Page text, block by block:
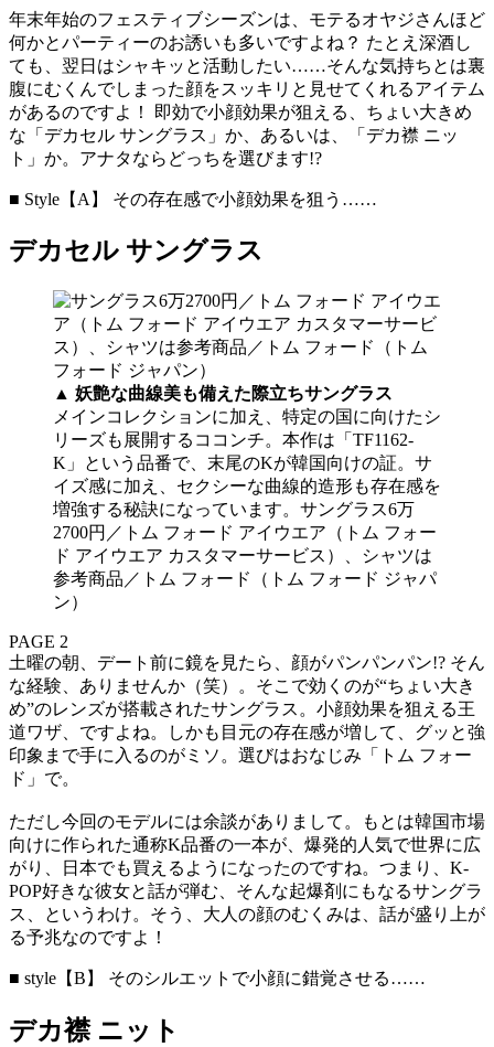
年末年始のフェスティブシーズンは、モテるオヤジさんほど
何かとパーティーのお誘いも多いですよね？ たとえ深酒し
ても、翌日はシャキッと活動したい……そんな気持ちとは裏
腹にむくんでしまった顔をスッキリと見せてくれるアイテム
があるのですよ！ 即効で小顔効果が狙える、ちょい大きめ
な「デカセル サングラス」か、あるいは、「デカ襟 ニッ
ト」か。アナタならどっちを選びます!?
■ Style【A】 その存在感で小顔効果を狙う……
デカセル サングラス
▲ 妖艶な曲線美も備えた際立ちサングラス
メインコレクションに加え、特定の国に向けたシ
リーズも展開するココンチ。本作は「TF1162-
K」という品番で、末尾のKが韓国向けの証。サ
イズ感に加え、セクシーな曲線的造形も存在感を
増強する秘訣になっています。サングラス6万
2700円／トム フォード アイウエア（トム フォー
ド アイウエア カスタマーサービス）、シャツは
参考商品／トム フォード（トム フォード ジャパ
ン）
PAGE 2
土曜の朝、デート前に鏡を見たら、顔がパンパンパン!? そん
な経験、ありませんか（笑）。そこで効くのが“ちょい大き
め”のレンズが搭載されたサングラス。小顔効果を狙える王
道ワザ、ですよね。しかも目元の存在感が増して、グッと強
印象まで手に入るのがミソ。選びはおなじみ「トム フォー
ド」で。
ただし今回のモデルには余談がありまして。もとは韓国市場
向けに作られた通称K品番の一本が、爆発的人気で世界に広
がり、日本でも買えるようになったのですね。つまり、K-
POP好きな彼女と話が弾む、そんな起爆剤にもなるサングラ
ス、というわけ。そう、大人の顔のむくみは、話が盛り上が
る予兆なのですよ！
■ style【B】 そのシルエットで小顔に錯覚させる……
デカ襟 ニット